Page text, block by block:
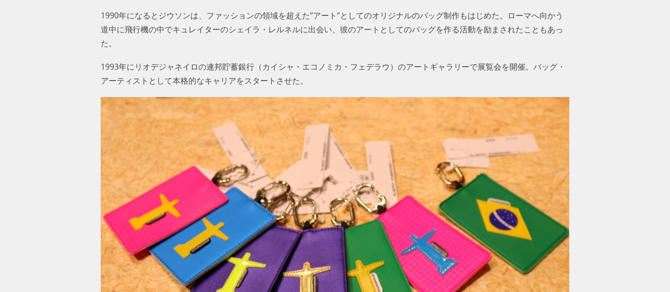
1990年になるとジウソンは、ファッションの領域を超えた”アート”としてのオリジナルのバッグ制作もはじめた。ローマへ向かう
道中に飛行機の中でキュレイターのシェイラ・レルネルに出会い、彼のアートとしてのバッグを作る活動を励まされたこともあっ
た。
1993年にリオデジャネイロの連邦貯蓄銀行（カイシャ・エコノミカ・フェデラウ）のアートギャラリーで展覧会を開催。バッグ・
アーティストとして本格的なキャリアをスタートさせた。